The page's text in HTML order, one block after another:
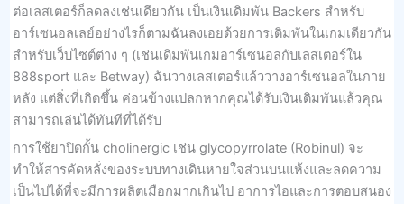
ต่อเลสเตอร์ก็ลดลงเช่นเดียวกัน เป็นเงินเดิมพัน Backers สำหรับ
อาร์เซนอลเลย์อย่างไรก็ตามฉันลงเอยด้วยการเดิมพันในเกมเดียวกัน
สำหรับเว็บไซต์ต่าง ๆ (เช่นเดิมพันเกมอาร์เซนอลกับเลสเตอร์ใน
888sport และ Betway) ฉันวางเลสเตอร์แล้ววางอาร์เซนอลในภาย
หลัง แต่สิ่งที่เกิดขึ้น ค่อนข้างแปลกหากคุณได้รับเงินเดิมพันแล้วคุณ
สามารถเล่นได้ทันทีที่ได้รับ
การใช้ยาปิดกั้น cholinergic เช่น glycopyrrolate (Robinul) จะ
ทำให้สารคัดหลั่งของระบบทางเดินหายใจส่วนบนแห้งและลดความ
เป็นไปได้ที่จะมีการผลิตเมือกมากเกินไป อาการไอและการตอบสนอง